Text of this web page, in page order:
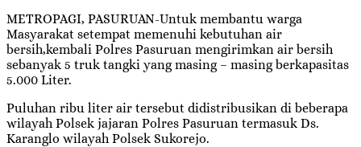
METROPAGI, PASURUAN-Untuk membantu warga
Masyarakat setempat memenuhi kebutuhan air
bersih,kembali Polres Pasuruan mengirimkan air bersih
sebanyak 5 truk tangki yang masing – masing berkapasitas
5.000 Liter.
Puluhan ribu liter air tersebut didistribusikan di beberapa
wilayah Polsek jajaran Polres Pasuruan termasuk Ds.
Karanglo wilayah Polsek Sukorejo.